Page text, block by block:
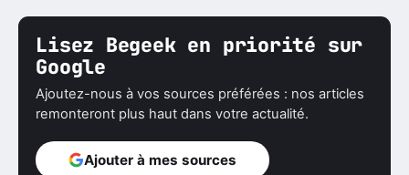
Lisez Begeek en priorité sur
Google
Ajoutez-nous à vos sources préférées : nos articles
remonteront plus haut dans votre actualité.
Ajouter à mes sources